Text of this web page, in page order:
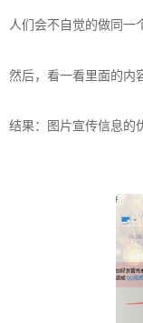
人们会不自觉的做同一
然后，看一看里面的内
结果：图片宣传信息的